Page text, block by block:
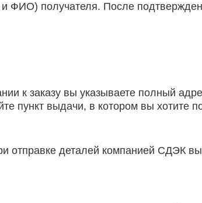
ФИО) получателя. После
к заказу вы указываете полный
выдачи, в котором вы хотите
отправке деталей компанией СДЭК